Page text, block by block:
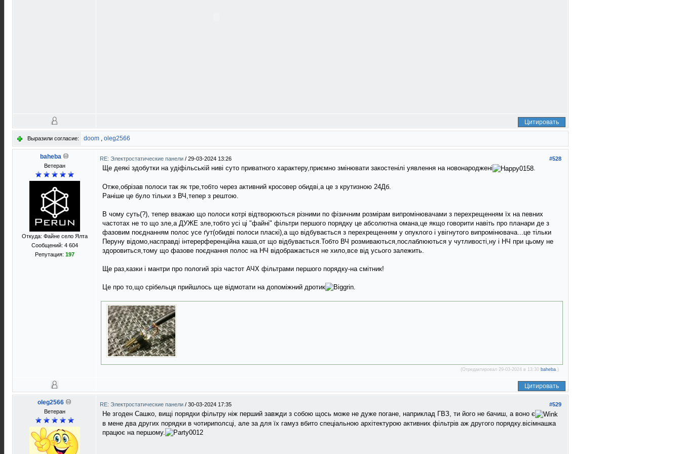
Цитировать
Выразили согласие: doom , oleg2566
baheba
Ветеран
Откуда: Файне село Ялта
Сообщений: 4 604
Репутация: 197
#528
RE: Электростатические панели / 29-03-2024 13:26
Ще деякi здобутки на удiфiльськiй нивi суто приватного характеру,приємно змiнювати закостенiлi уявлення на новонародженi .
Отже,обрiзав полоси так як тре,тобто через активний кросовер обидвi,а це з крутизною 24Дб.
Ранiше це було тiльки з ВЧ,тепер з рештою.
В чому суть(?), тепер вважаю що полоси котрi вiдтворюються рiзними по фiзичним розмiрам випромiнювачами з перехрещенням їх на певних
частотах не то що зле,а ДУЖЕ зле,тобто усi цi "файнi" фiльтри першого порядку це абсолютна омана,це якщо говорити навiть про планари де з
фазовим поєднанням полос усе ґут(обидвi полоси пласкi),а що вiдбувається з перехрещенням у опуклого i увiгнутого випромiнювача...це тiльки
Перуну вiдомо,насправдi iнтерерференцiйна каша,от що вiдбувається.Тобто ВЧ розмиваються,послаблюються у чутливостi,ну i НЧ при цьому не
здоровиться,тому що фазове поєднання полос на НЧ вiдображається не хило,все вiд усього залежить.
Ще раз,казки i мантри про пологий зрiз частот АЧХ фiльтрами першого порядку-на смiтник!
Це про то,що срiбельця прийшлось ще вiдмотати на допомiжний дротик
(Отредактировал 29-03-2024 в 13:30 baheba .)
Цитировать
oleg2566
Ветеран
#529
RE: Электростатические панели / 30-03-2024 17:35
Не згоден Сашко, вищі порядки фільтру ніж перший завжди з собою щось може не дуже погане, наприклад ГВЗ, ти його не бачиш, а воно є
в мене два других порядки в чотириполсці, але за для їх гамуз вбито спеціальною архітектурою активних фільтрів аж другого порядку.вісімнашка
працює на першому.